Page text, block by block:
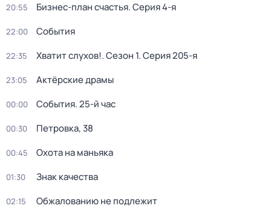
20:55 Бизнес-план счастья. Серия 4-я
22:00 События
22:35 Хватит слухов!. Сезон 1. Серия 205-я
23:05 Актёрские драмы
00:00 События. 25-й час
00:30 Петровка, 38
00:45 Охота на маньяка
01:30 Знак качества
02:15 Обжалованию не подлежит